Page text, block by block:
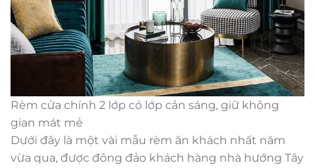
Rèm cửa chính 2 lớp có lớp cản sáng, giữ không
gian mát mẻ
Dưới đây là một vài mẫu rèm ăn khách nhất năm
vừa qua, được đông đảo khách hàng nhà hướng Tây